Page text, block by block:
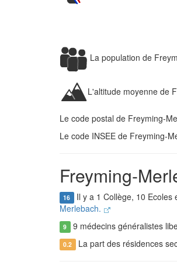
La population de
L'altitude moyenne de
Le code postal de Freyming-
Le code INSEE de Freyming-
Freyming-
16 Il y a 1 Collège, 10 Ecoles
Merlebach.
9 9 médecins généralistes
0.2 La part des résidences